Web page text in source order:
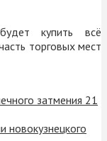
купить всё
торговых мест
затмения 21
новокузнецкого